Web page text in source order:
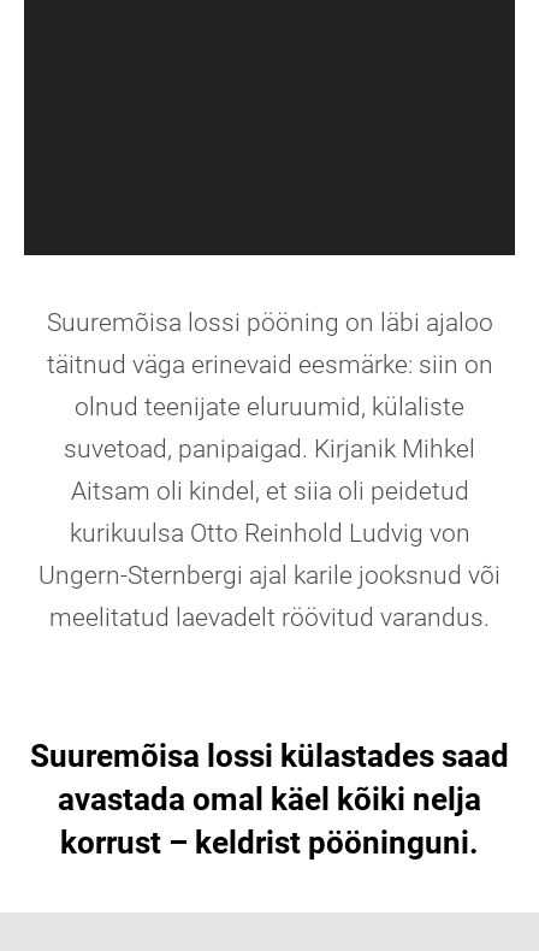
Suuremõisa lossi pööning on läbi ajaloo
täitnud väga erinevaid eesmärke: siin on
olnud teenijate eluruumid, külaliste
suvetoad, panipaigad. Kirjanik Mihkel
Aitsam oli kindel, et siia oli peidetud
kurikuulsa Otto Reinhold Ludvig von
Ungern-Sternbergi ajal karile jooksnud või
meelitatud laevadelt röövitud varandus.
Suuremõisa lossi külastades saad
avastada omal käel kõiki nelja
korrust – keldrist pööninguni.